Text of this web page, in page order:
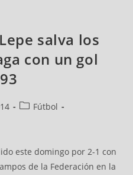
salva los
con un gol
Fútbol
este domingo por 2-1 con
de la Federación en la